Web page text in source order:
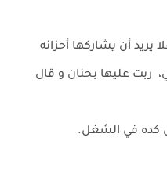
أن يشاركها أحزانه
ربت عليها بحنان و قال
كده في الشغل.